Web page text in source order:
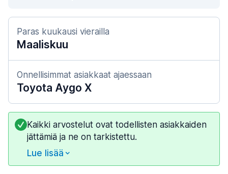
Paras kuukausi vierailla
Maaliskuu
Onnellisimmat asiakkaat ajaessaan
Toyota Aygo X
Kaikki arvostelut ovat todellisten asiakkaiden
jättämiä ja ne on tarkistettu.
Lue lisää